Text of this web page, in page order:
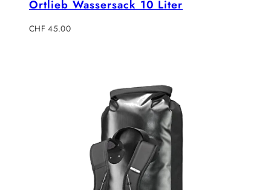
Ortlieb Wassersack 10 Liter
Regulärer
CHF 45.00